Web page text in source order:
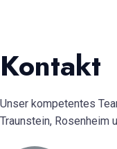
Kontakt
Unser kompetentes
Traunstein, Rosenheim